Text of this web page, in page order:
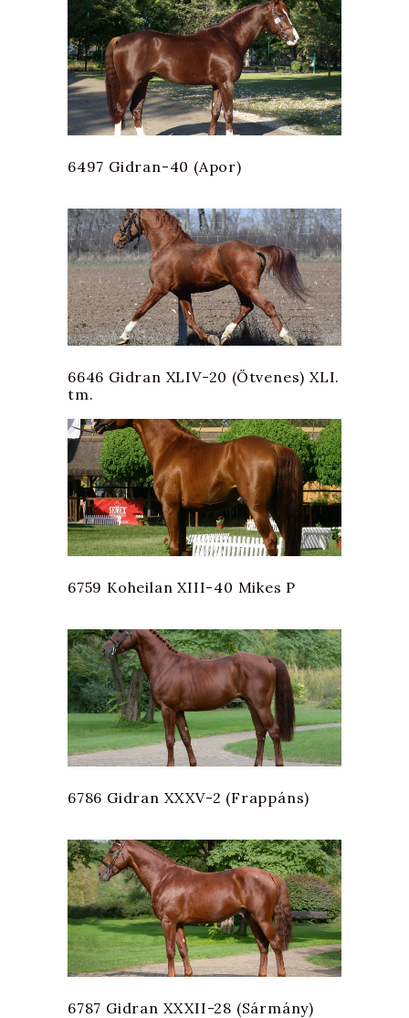
6497 Gidran-40 (Apor)
6646 Gidran XLIV-20 (Ötvenes) XLI.
tm.
6759 Koheilan XIII-40 Mikes P
6786 Gidran XXXV-2 (Frappáns)
6787 Gidran XXXII-28 (Sármány)